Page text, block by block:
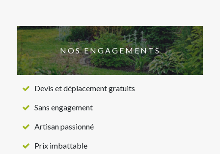
NOS ENGAGEMENTS
Devis et déplacement gratuits
Sans engagement
Artisan passionné
Prix imbattable